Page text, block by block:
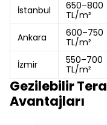
İstanbul
650–800
TL/m²
Ankara
600–750
TL/m²
İzmir
550–700
TL/m²
Gezilebilir
Avantajları